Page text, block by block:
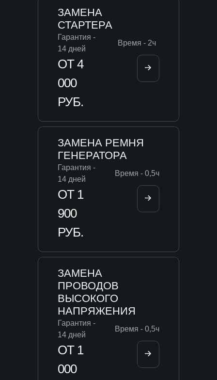
ЗАМЕНА
СТАРТЕРА
Гарантия -
14 дней
Время - 2ч
ОТ 4
000
РУБ.
ЗАМЕНА РЕМНЯ
ГЕНЕРАТОРА
Гарантия -
14 дней
Время - 0,5ч
ОТ 1
900
РУБ.
ЗАМЕНА
ПРОВОДОВ
ВЫСОКОГО
НАПРЯЖЕНИЯ
Гарантия -
14 дней
Время - 0,5ч
ОТ 1
000